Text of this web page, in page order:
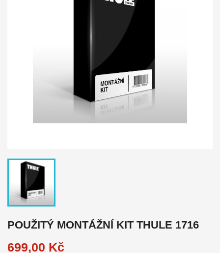
POUŽITÝ MONTÁŽNÍ KIT THULE 1716
699,00 Kč